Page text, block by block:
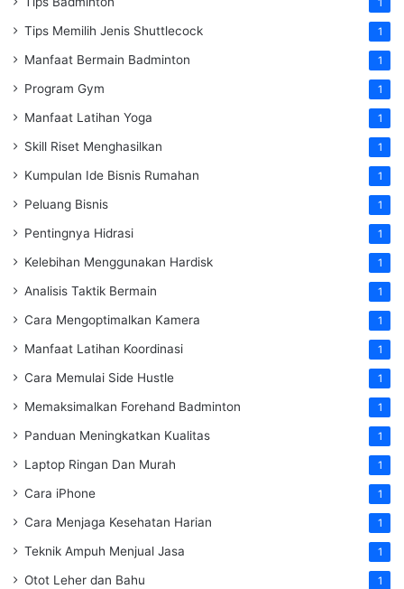
1
Tips Memilih Jenis Shuttlecock 1
Manfaat Bermain Badminton 1
Program Gym 1
Manfaat Latihan Yoga 1
Skill Riset Menghasilkan 1
Kumpulan Ide Bisnis Rumahan 1
Peluang Bisnis 1
Pentingnya Hidrasi 1
Kelebihan Menggunakan Hardisk 1
Analisis Taktik Bermain 1
Cara Mengoptimalkan Kamera 1
Manfaat Latihan Koordinasi 1
Cara Memulai Side Hustle 1
Memaksimalkan Forehand Badminton 1
Panduan Meningkatkan Kualitas 1
Laptop Ringan Dan Murah 1
Cara iPhone 1
Cara Menjaga Kesehatan Harian 1
Teknik Ampuh Menjual Jasa 1
Otot Leher dan Bahu 1